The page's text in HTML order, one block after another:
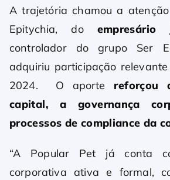
A trajetória chamou a
Epitychia, do empresário
controlador do grupo Ser
adquiriu participação
2024. O aporte reforçou
capital, a governança
processos de compliance da
“A Popular Pet já conta
corporativa ativa e formal,